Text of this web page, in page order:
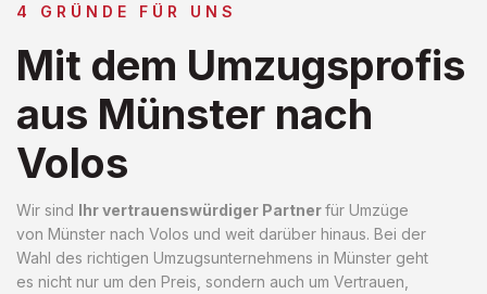
4 GRÜNDE FÜR UNS
Mit dem Umzugsprofis
aus Münster nach
Volos
Wir sind Ihr vertrauenswürdiger Partnerfür Umzüge
von Münster nach Volos und weit darüber hinaus. Bei der
Wahl des richtigen Umzugsunternehmens in Münster geht
es nicht nur um den Preis, sondern auch um Vertrauen,